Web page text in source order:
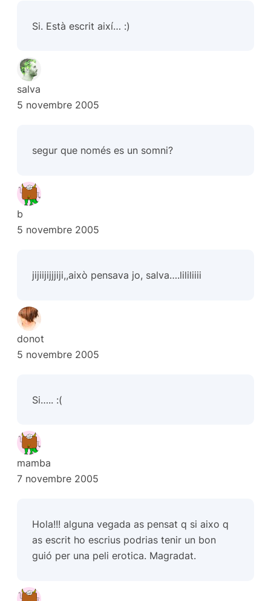
Si. Està escrit així… :)
salva
5 novembre 2005
segur que només es un somni?
b
5 novembre 2005
jijiijijjjiji,,això pensava jo, salva….lililiiii
donot
5 novembre 2005
Si….. :(
mamba
7 novembre 2005
Hola!!! alguna vegada as pensat q si aixo q
as escrit ho escrius podrias tenir un bon
guió per una peli erotica. Magradat.